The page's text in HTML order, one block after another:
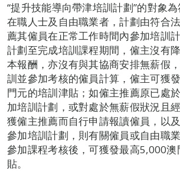
“提升技能導向帶津培訓計劃”的對象
在職人士及自由職業者，計劃由符合
薦其僱員在正常工作時間內參加培訓
計劃至完成培訓課程期間，僱主沒有
本報酬，亦沒有與其協商安排無薪假
訓並參加考核的僱員計算，僱主可獲
門元的培訓津貼；如僱主推薦原已處
加培訓計劃，或對處於無薪假狀況且
獲僱主推薦而自行申請報讀僱員，以
參加培訓計劃，則有關僱員或自由職
參加課程考核後，可獲發最高5,000澳
貼。